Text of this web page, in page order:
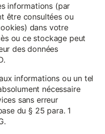
informations (par
être consultées ou
dans votre
ou ce stockage peut
des données
informations ou un tel
nécessaire
sans erreur
du § 25 para. 1